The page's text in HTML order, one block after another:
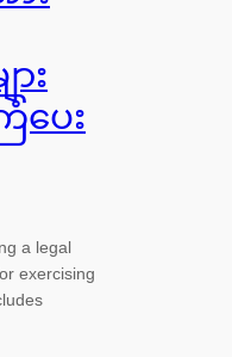
း
ပေး
a legal
exercising